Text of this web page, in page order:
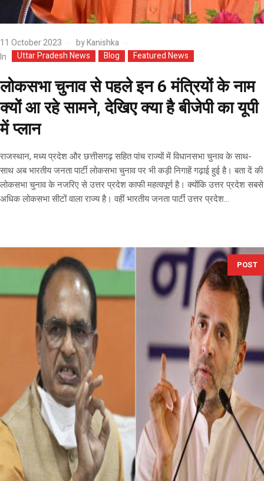
11 October 2023 byKanishka
In
Uttar Pradesh News Blog Featured News
लोकसभा चुनाव से पहले इन 6 मंत्रियों के नाम
क्यों आ रहे सामने, देखिए क्या है बीजेपी का यूपी
में प्लान
राजस्थान, मध्य प्रदेश और छत्तीसगढ़ सहित पांच राज्यों में विधानसभा चुनाव के साथ-
साथ अब भारतीय जनता पार्टी लोकसभा चुनाव पर भी कड़ी निगाहें गढ़ाई हुई है। बता दें की
लोकसभा चुनाव के नजरिए से उत्तर प्रदेश काफी महत्वपूर्ण है। क्योंकि उत्तर प्रदेश सबसे
अधिक लोकसभा सीटों वाला राज्य है। वहीं भारतीय जनता पार्टी उत्तर प्रदेश...
POST